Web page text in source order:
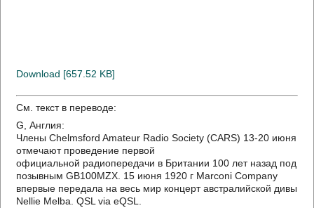
Download [657.52 KB]
См. текст в переводе:
G, Англия:
Члены Chelmsford Amateur Radio Society (CARS) 13-20 июня
отмечают проведение первой
официальной радиопередачи в Британии 100 лет назад под
позывным GB100MZX. 15 июня 1920 г Marconi Company
впервые передала на весь мир концерт австралийской дивы
Nellie Melba. QSL via eQSL.